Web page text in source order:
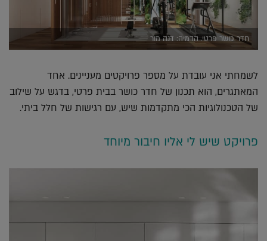
חדר כושר פרטי. הדמיה: דנה מור
לשמחתי אני עובדת על מספר פרויקטים מעניינים. אחד
המאתגרים, הוא תכנון של חדר כושר בבית פרטי, בדגש על שילוב
של הטכנולוגיות הכי מתקדמות שיש, עם רגישות של חלל ביתי.
פרויקט שיש לי אליו חיבור מיוחד